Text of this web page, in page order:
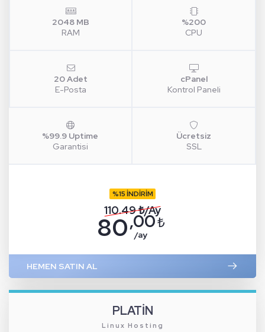
2048 MB
RAM
%200
CPU
20 Adet
E-Posta
cPanel
Kontrol Paneli
%99.9 Uptime
Garantisi
Ücretsiz
SSL
%15 İNDİRİM
110.49 ₺/Ay
80 /ay
,00₺
HEMEN SATIN AL
PLATİN
Linux Hosting